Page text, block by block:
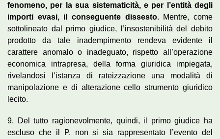
fenomeno, per la sua sistematicità, e per l’entità degli
importi evasi, il conseguente dissesto. Mentre, come
sottolineato dal primo giudice, l’insostenibilità del debito
prodotto da tale inadempimento rendeva evidente il
carattere anomalo o inadeguato, rispetto all’operazione
economica intrapresa, della forma giuridica impiegata,
rivelandosi l’istanza di rateizzazione una modalità di
manipolazione e di alterazione cello strumento giuridico
lecito.
9. Del tutto ragionevolmente, quindi, il primo giudice ha
escluso che il P. non si sia rappresentato l’evento del